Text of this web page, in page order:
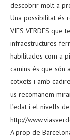
descobrir molt a
Una possibilitat és
VIES VERDES que
infraestructures
habilitades com a
camins és que són
cotxets i amb
us recomanem
l’edat i el nivells
http://
A prop de